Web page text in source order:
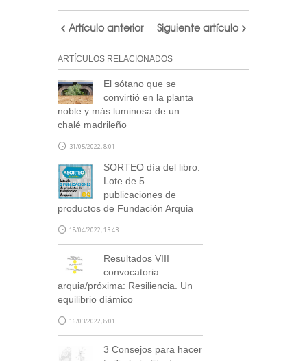
Artículo anterior Siguiente artículo
ARTÍCULOS RELACIONADOS
El sótano que se
convirtió en la planta
noble y más luminosa de un
chalé madrileño
31/05/2022, 8:01
SORTEO día del libro:
Lote de 5
publicaciones de
productos de Fundación Arquia
18/04/2022, 13:43
Resultados VIII
convocatoria
arquia/próxima: Resiliencia. Un
equilibrio diámico
16/03/2022, 8:01
3 Consejos para hacer